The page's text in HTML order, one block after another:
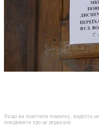
Якщо ви помітили помилку, виділіть
повідомити про це редакцію